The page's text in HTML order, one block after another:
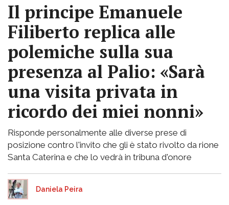
Il principe Emanuele
Filiberto replica alle
polemiche sulla sua
presenza al Palio: «Sarà
una visita privata in
ricordo dei miei nonni»
Risponde personalmente alle diverse prese di
posizione contro l'invito che gli è stato rivolto da rione
Santa Caterina e che lo vedrà in tribuna d'onore
Daniela Peira